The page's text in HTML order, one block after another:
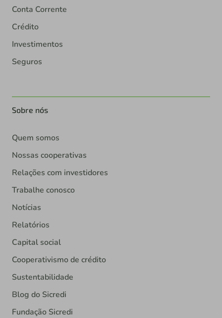
Conta Corrente
Crédito
Investimentos
Seguros
Sobre nós
Quem somos
Nossas cooperativas
Relações com investidores
Trabalhe conosco
Notícias
Relatórios
Capital social
Cooperativismo de crédito
Sustentabilidade
Blog do Sicredi
Fundação Sicredi